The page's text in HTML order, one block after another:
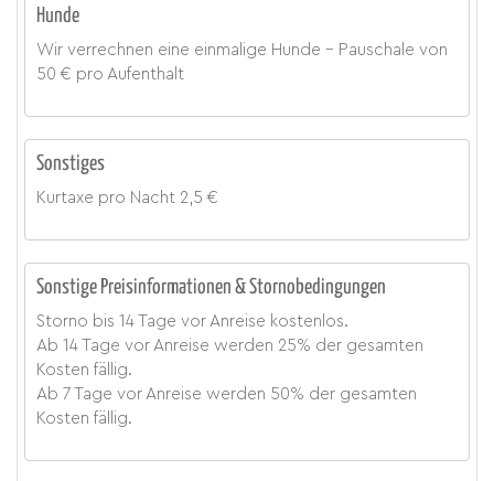
Hunde
Wir verrechnen eine einmalige Hunde - Pauschale von
50 € pro Aufenthalt
Sonstiges
Kurtaxe pro Nacht 2,5 €
Sonstige Preisinformationen & Stornobedingungen
Storno bis 14 Tage vor Anreise kostenlos.
Ab 14 Tage vor Anreise werden 25% der gesamten
Kosten fällig.
Ab 7 Tage vor Anreise werden 50% der gesamten
Kosten fällig.